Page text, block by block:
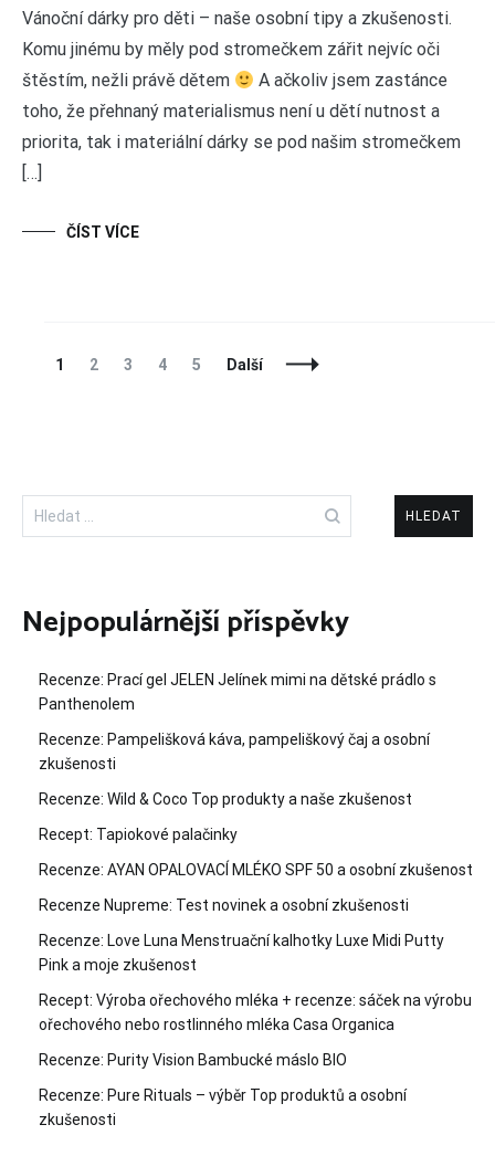
Vánoční dárky pro děti – naše osobní tipy a zkušenosti.
Komu jinému by měly pod stromečkem zářit nejvíc oči
štěstím, nežli právě dětem
A ačkoliv jsem zastánce
toho, že přehnaný materialismus není u dětí nutnost a
priorita, tak i materiální dárky se pod našim stromečkem
[…]
ČÍST VÍCE
Navigace
Stránka
1 Stránka
2 Stránka
3 Stránka
4 Stránka
5 Další
Vyhledávání
Nejpopulárnější příspěvky
Recenze: Prací gel JELEN Jelínek mimi na dětské prádlo s
Panthenolem
Recenze: Pampelišková káva, pampeliškový čaj a osobní
zkušenosti
Recenze: Wild & Coco Top produkty a naše zkušenost
Recept: Tapiokové palačinky
Recenze: AYAN OPALOVACÍ MLÉKO SPF 50 a osobní zkušenost
Recenze Nupreme: Test novinek a osobní zkušenosti
Recenze: Love Luna Menstruační kalhotky Luxe Midi Putty
Pink a moje zkušenost
Recept: Výroba ořechového mléka + recenze: sáček na výrobu
ořechového nebo rostlinného mléka Casa Organica
Recenze: Purity Vision Bambucké máslo BIO
Recenze: Pure Rituals – výběr Top produktů a osobní
zkušenosti